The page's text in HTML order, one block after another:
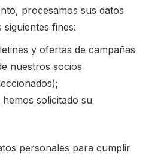
procesamos sus datos
fines:
y ofertas de campañas
nuestros socios
solicitado su
personales para cumplir